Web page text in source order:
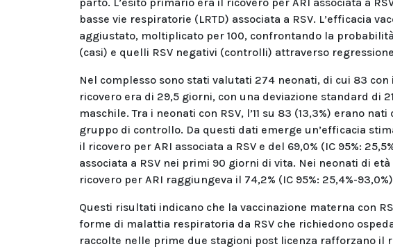
basse vie respiratorie (LRTD) associata a RSV. L’efficacia
aggiustato, moltiplicato per 100, confrontando la
(casi) e quelli RSV negativi (controlli) attraverso
Nel complesso sono stati valutati 274 neonati, di cui 83 con
ricovero era di 29,5 giorni, con una deviazione standard di
maschile. Tra i neonati con RSV, l’11 su 83 (13,3%) erano
gruppo di controllo. Da questi dati emerge un’efficacia
il ricovero per ARI associata a RSV e del 69,0% (IC 95%:
associata a RSV nei primi 90 giorni di vita. Nei neonati di
ricovero per ARI raggiungeva il 74,2% (IC 95%: 25,4%-
Questi risultati indicano che la vaccinazione materna con
forme di malattia respiratoria da RSV che richiedono
raccolte nelle prime due stagioni post licenza rafforzano il